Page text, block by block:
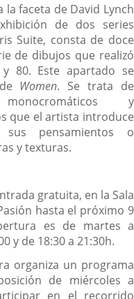
faceta de David Lynch
de dos series
Suite, consta de doce
de dibujos que realizó
80. Este apartado se
Women. Se trata de
y
que el artista introduce
pensamientos o
y texturas.
gratuita, en la Sala
hasta el próximo 9
es de martes a
y de 18:30 a 21:30h.
organiza un programa
de miércoles a
en el recorrido